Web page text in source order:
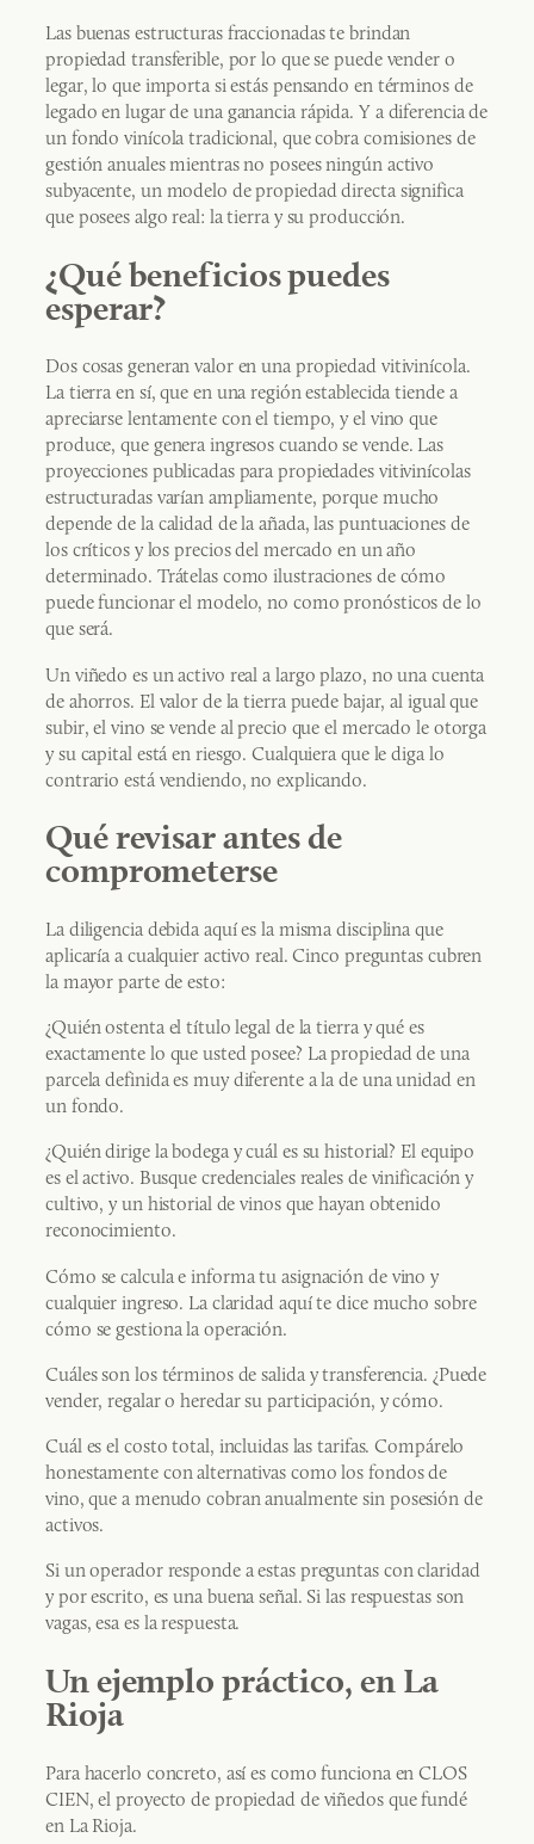
Las buenas estructuras fraccionadas te brindan
propiedad transferible, por lo que se puede vender o
legar, lo que importa si estás pensando en términos de
legado en lugar de una ganancia rápida. Y a diferencia de
un fondo vinícola tradicional, que cobra comisiones de
gestión anuales mientras no posees ningún activo
subyacente, un modelo de propiedad directa significa
que posees algo real: la tierra y su producción.
¿Qué beneficios puedes
esperar?
Dos cosas generan valor en una propiedad vitivinícola.
La tierra en sí, que en una región establecida tiende a
apreciarse lentamente con el tiempo, y el vino que
produce, que genera ingresos cuando se vende. Las
proyecciones publicadas para propiedades vitivinícolas
estructuradas varían ampliamente, porque mucho
depende de la calidad de la añada, las puntuaciones de
los críticos y los precios del mercado en un año
determinado. Trátelas como ilustraciones de cómo
puede funcionar el modelo, no como pronósticos de lo
que será.
Un viñedo es un activo real a largo plazo, no una cuenta
de ahorros. El valor de la tierra puede bajar, al igual que
subir, el vino se vende al precio que el mercado le otorga
y su capital está en riesgo. Cualquiera que le diga lo
contrario está vendiendo, no explicando.
Qué revisar antes de
comprometerse
La diligencia debida aquí es la misma disciplina que
aplicaría a cualquier activo real. Cinco preguntas cubren
la mayor parte de esto:
¿Quién ostenta el título legal de la tierra y qué es
exactamente lo que usted posee? La propiedad de una
parcela definida es muy diferente a la de una unidad en
un fondo.
¿Quién dirige la bodega y cuál es su historial? El equipo
es el activo. Busque credenciales reales de vinificación y
cultivo, y un historial de vinos que hayan obtenido
reconocimiento.
Cómo se calcula e informa tu asignación de vino y
cualquier ingreso. La claridad aquí te dice mucho sobre
cómo se gestiona la operación.
Cuáles son los términos de salida y transferencia. ¿Puede
vender, regalar o heredar su participación, y cómo.
Cuál es el costo total, incluidas las tarifas. Compárelo
honestamente con alternativas como los fondos de
vino, que a menudo cobran anualmente sin posesión de
activos.
Si un operador responde a estas preguntas con claridad
y por escrito, es una buena señal. Si las respuestas son
vagas, esa es la respuesta.
Un ejemplo práctico, en La
Rioja
Para hacerlo concreto, así es como funciona en CLOS
CIEN, el proyecto de propiedad de viñedos que fundé
en La Rioja.